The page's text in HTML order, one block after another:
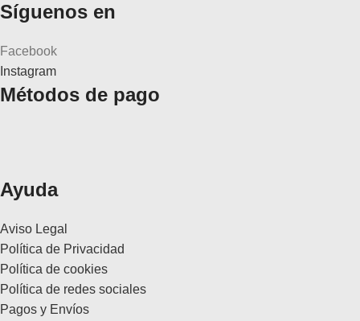
Síguenos en
Facebook
Instagram
Métodos de pago
Ayuda
Aviso Legal
Política de Privacidad
Política de cookies
Política de redes sociales
Pagos y Envíos